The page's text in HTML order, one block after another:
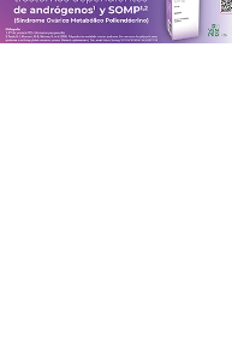
P&G HEALTH
A11D B00